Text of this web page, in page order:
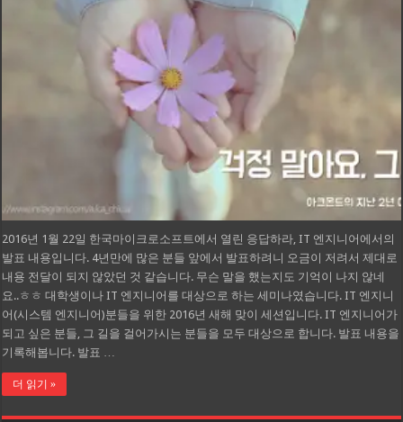
2016년 1월 22일 한국마이크로소프트에서 열린 응답하라, IT 엔지니어에서의
발표 내용입니다. 4년만에 많은 분들 앞에서 발표하려니 오금이 저려서 제대로
내용 전달이 되지 않았던 것 같습니다. 무슨 말을 했는지도 기억이 나지 않네
요..ㅎㅎ 대학생이나 IT 엔지니어를 대상으로 하는 세미나였습니다. IT 엔지니
어(시스템 엔지니어)분들을 위한 2016년 새해 맞이 세션입니다. IT 엔지니어가
되고 싶은 분들, 그 길을 걸어가시는 분들을 모두 대상으로 합니다. 발표 내용을
기록해봅니다. 발표 …
더 읽기 »